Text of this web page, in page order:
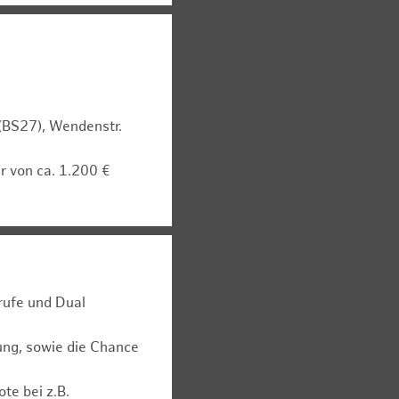
Wendenstr.
von ca. 1.200 €
und Dual
sowie die Chance
bei z.B.